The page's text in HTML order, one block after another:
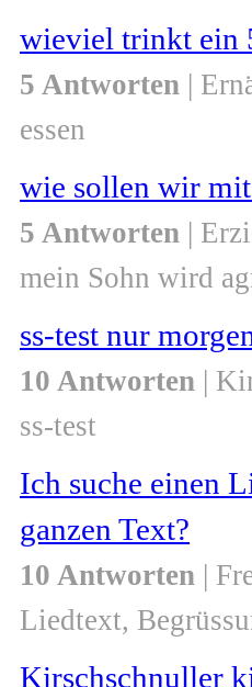
wieviel trinkt ein
5 Antworten |
essen
wie sollen wir mit
5 Antworten |
mein Sohn wird
ss-test nur
10 Antworten |
ss-test
Ich suche einen
ganzen Text?
10 Antworten |
Liedtext,
Kirschschnuller